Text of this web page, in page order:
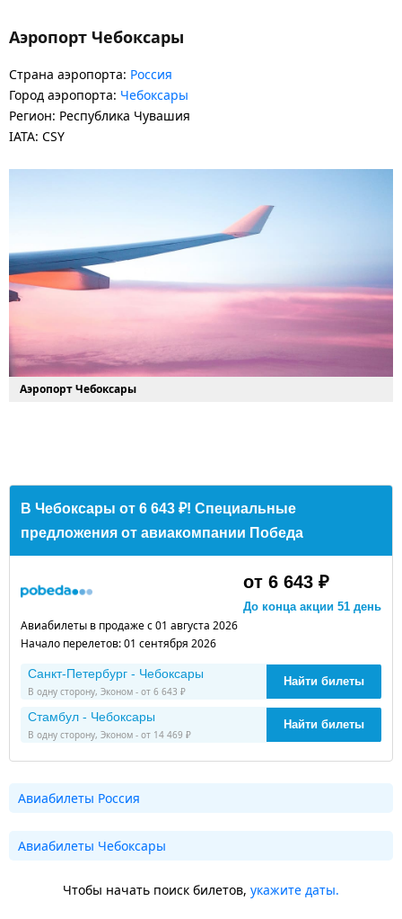
Аэропорт Чебоксары
Страна аэропорта: Россия
Город аэропорта: Чебоксары
Регион: Республика Чувашия
IATA: CSY
Аэропорт Чебоксары
В Чебоксары от 6 643 ₽! Специальные
предложения от авиакомпании Победа
от 6 643 ₽
До конца акции 51 день
Авиабилеты в продаже с 01 августа 2026
Начало перелетов: 01 сентября 2026
Санкт-Петербург - Чебоксары
В одну сторону, Эконом - от 6 643 ₽
Найти билеты
Стамбул - Чебоксары
В одну сторону, Эконом - от 14 469 ₽
Найти билеты
Авиабилеты Россия
Авиабилеты Чебоксары
Чтобы начать поиск билетов, укажите даты.